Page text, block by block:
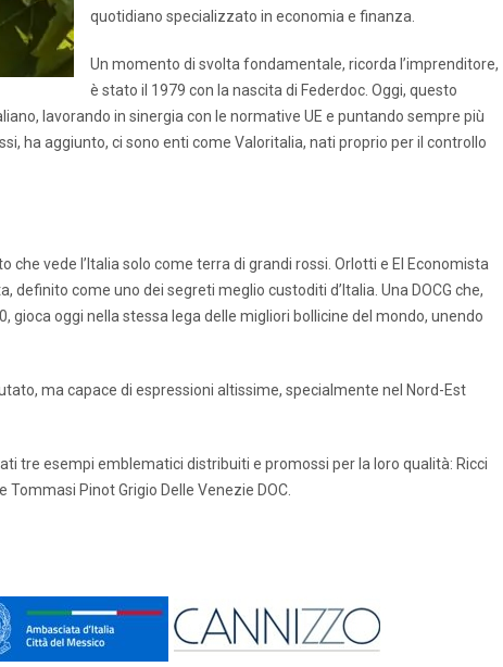
quotidiano specializzato in economia e finanza.
Un momento di svolta fondamentale, ricorda l’imprenditore,
è stato il 1979 con la nascita di Federdoc. Oggi, questo
lavorando in sinergia con le normative UE e puntando sempre più
ha aggiunto, ci sono enti come Valoritalia, nati proprio per il controllo
che vede l’Italia solo come terra di grandi rossi. Orlotti e El Economista
definito come uno dei segreti meglio custoditi d’Italia. Una DOCG che,
oggi nella stessa lega delle migliori bollicine del mondo, unendo
ma capace di espressioni altissime, specialmente nel Nord-Est
tre esempi emblematici distribuiti e promossi per la loro qualità: Ricci
Pinot Grigio Delle Venezie DOC.